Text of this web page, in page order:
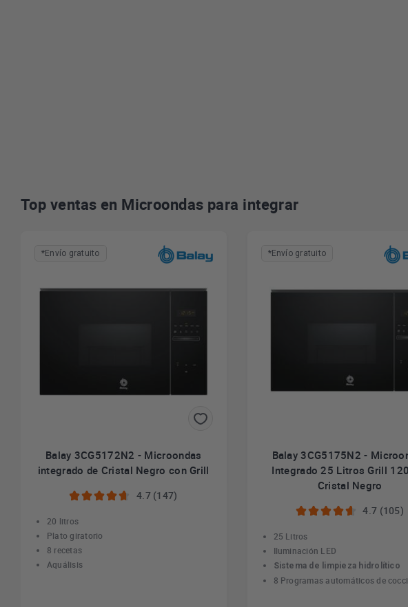
Top ventas en Microondas para integrar
*Envío gratuito
Balay 3CG5172N2 - Microondas
integrado de Cristal Negro con Grill
4.7 (147)
20 litros
Plato giratorio
8 recetas
Aquálisis
*Envío gratuito
Balay 3CG5175N2 -
Integrado 25 Litros Grill
Cristal Negro
4.7 (105)
25 Litros
Iluminación LED
Sistema de limpieza hidrolítico
8 Programas automáticos de